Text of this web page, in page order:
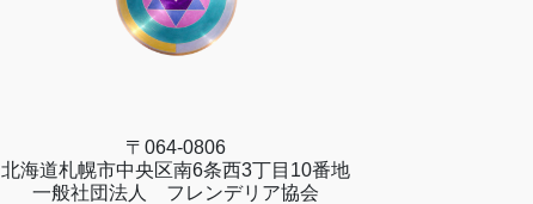
〒064-0806
北海道札幌市中央区南6条西3丁目10番地
一般社団法人 フレンデリア協会